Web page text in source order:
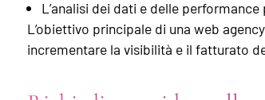
L’analisi dei dati e delle
L’obiettivo principale di una web
incrementare la visibilità e il fatturato